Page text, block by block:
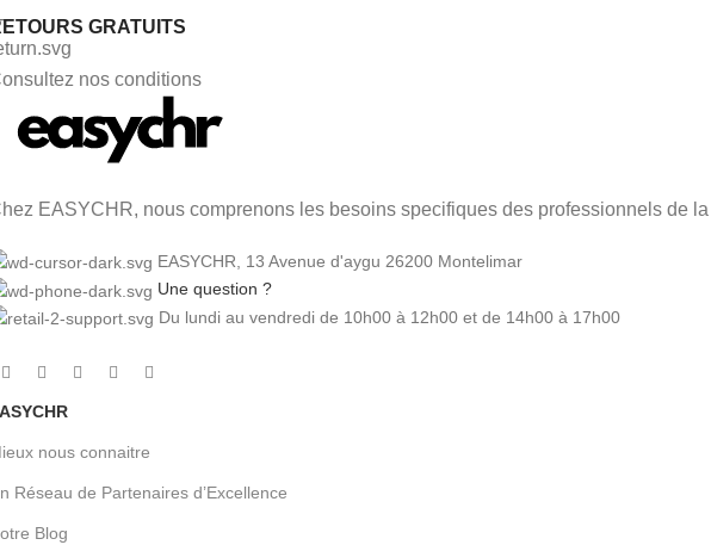
GRATUITS
nos conditions
EASYCHR, nous comprenons les besoins specifiques des professionnels de
EASYCHR, 13 Avenue d'aygu 26200 Montelimar
Une question ?
Du lundi au vendredi de 10h00 à 12h00 et de 14h00 à 17h00
nous connaitre
Réseau de Partenaires d’Excellence
Blog